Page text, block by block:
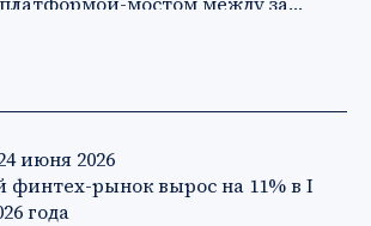
июня 2026
финтех-рынок вырос на 11% в I
года